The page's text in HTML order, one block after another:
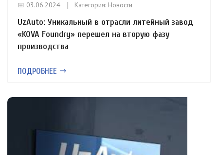
📅 03.06.2024 Категория: Новости
UzAuto: Уникальный в отрасли литейный завод
«KOVA Foundry» перешел на вторую фазу
производства
ПОДРОБНЕЕ